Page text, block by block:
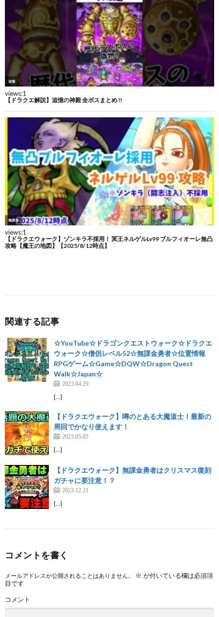
関連する記事
☆YouTube☆ドラゴンクエストウォーク☆ドラクエ
ウォーク☆僧侶レベル52☆無課金勇者☆位置情報
RPGゲーム☆Game☆DQW☆Dragon Quest
Walk☆Japan☆
2023.04.29
[…]
【ドラクエウォーク】噂のとある大魔道士！最新の
周回でかなり使えます！
2023.05.05
[…]
【ドラクエウォーク】無課金勇者はクリスマス復刻
ガチャに要注意！？
2023.12.21
[…]
コメントを書く
メールアドレスが公開されることはありません。 ※ が付いている欄は必須項
目です
コメント